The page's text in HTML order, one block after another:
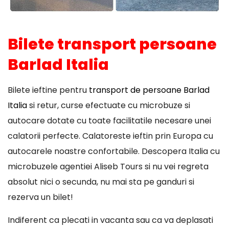
Bilete transport persoane
Barlad Italia
Bilete ieftine pentru transport de persoane Barlad
Italiasi retur, curse efectuate cu microbuze si
autocare dotate cu toate facilitatile necesare unei
calatorii perfecte. Calatoreste ieftin prin Europa cu
autocarele noastre confortabile. Descopera Italia cu
microbuzele agentiei Aliseb Tours si nu vei regreta
absolut nici o secunda, nu mai sta pe ganduri si
rezerva un bilet!
Indiferent ca plecati in vacanta sau ca va deplasati